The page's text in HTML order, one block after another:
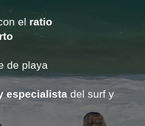
el ratio
de playa
especialista del surf y